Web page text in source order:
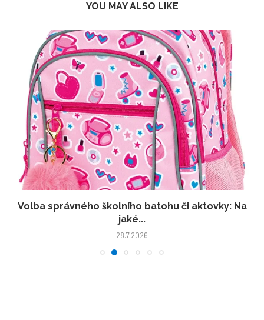
YOU MAY ALSO LIKE
Volba správného školního batohu či aktovky: Na
jaké...
28.7.2026